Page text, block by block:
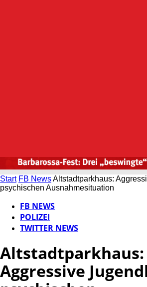
Start FB NewsAltstadtparkhaus:
psychischen Ausnahmesituation
FB NEWS
POLIZEI
TWITTER NEWS
Altstadtparkhaus:
Aggressive